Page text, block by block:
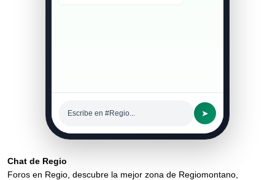
Escribe en #Regio... ➤
Chat de Regio
Foros en Regio, descubre la mejor zona de Regiomontano,